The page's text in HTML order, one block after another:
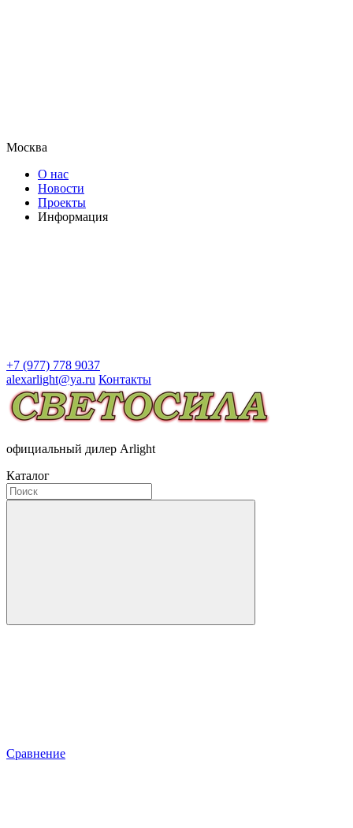
Москва
О нас
Новости
Проекты
Информация
+7 (977) 778 9037
alexarlight@ya.ru Контакты
официальный дилер Arlight
Каталог
Сравнение